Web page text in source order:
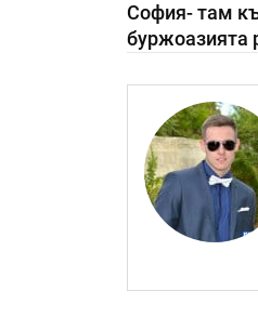
София- там
буржоазията